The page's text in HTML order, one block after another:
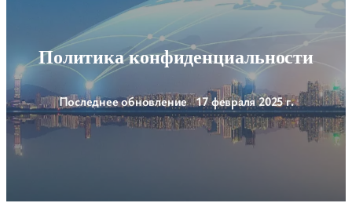
Политика конфиденциальности
Последнее обновление 17 февраля 2025 г.